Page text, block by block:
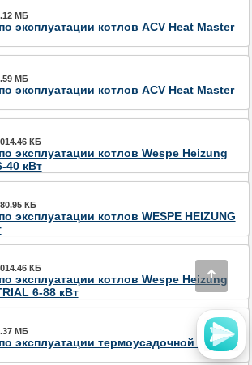
МБ
эксплуатации котлов ACV Heat Master
МБ
эксплуатации котлов ACV Heat Master
КБ
эксплуатации котлов Wespe Heizung
40 кВт
КБ
эксплуатации котлов WESPE HEIZUNG
КБ
эксплуатации котлов Wespe Heizung
6-88 кВт
МБ
эксплуатации термоусадочной муфты